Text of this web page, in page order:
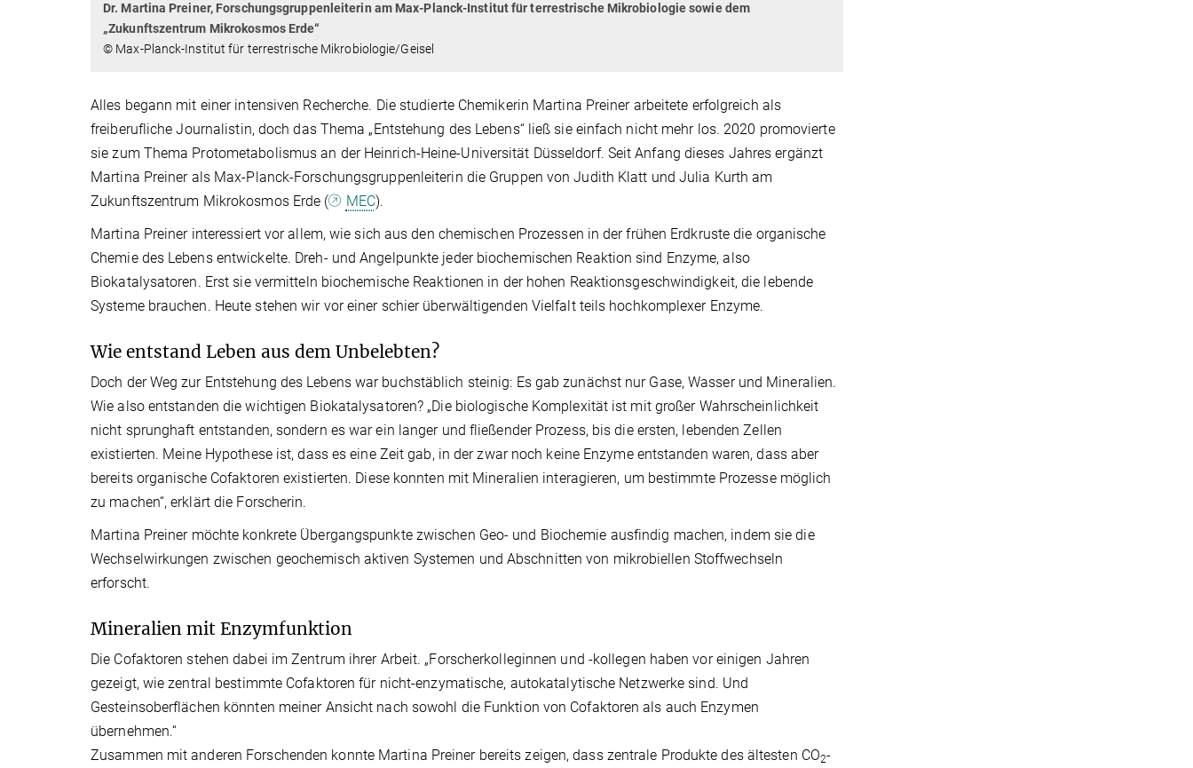
Dr. Martina Preiner, Forschungsgruppenleiterin am Max-Planck-Institut für terrestrische Mikrobiologie sowie dem
„Zukunftszentrum Mikrokosmos Erde“
© Max-Planck-Institut für terrestrische Mikrobiologie/Geisel
Alles begann mit einer intensiven Recherche. Die studierte Chemikerin Martina Preiner arbeitete erfolgreich als
freiberufliche Journalistin, doch das Thema „Entstehung des Lebens“ ließ sie einfach nicht mehr los. 2020 promovierte
sie zum Thema Protometabolismus an der Heinrich-Heine-Universität Düsseldorf. Seit Anfang dieses Jahres ergänzt
Martina Preiner als Max-Planck-Forschungsgruppenleiterin die Gruppen von Judith Klatt und Julia Kurth am
Zukunftszentrum Mikrokosmos Erde (
MEC).
Martina Preiner interessiert vor allem, wie sich aus den chemischen Prozessen in der frühen Erdkruste die organische
Chemie des Lebens entwickelte. Dreh- und Angelpunkte jeder biochemischen Reaktion sind Enzyme, also
Biokatalysatoren. Erst sie vermitteln biochemische Reaktionen in der hohen Reaktionsgeschwindigkeit, die lebende
Systeme brauchen. Heute stehen wir vor einer schier überwältigenden Vielfalt teils hochkomplexer Enzyme.
Wie entstand Leben aus dem Unbelebten?
Doch der Weg zur Entstehung des Lebens war buchstäblich steinig: Es gab zunächst nur Gase, Wasser und Mineralien.
Wie also entstanden die wichtigen Biokatalysatoren? „Die biologische Komplexität ist mit großer Wahrscheinlichkeit
nicht sprunghaft entstanden, sondern es war ein langer und fließender Prozess, bis die ersten, lebenden Zellen
existierten. Meine Hypothese ist, dass es eine Zeit gab, in der zwar noch keine Enzyme entstanden waren, dass aber
bereits organische Cofaktoren existierten. Diese konnten mit Mineralien interagieren, um bestimmte Prozesse möglich
zu machen“, erklärt die Forscherin.
Martina Preiner möchte konkrete Übergangspunkte zwischen Geo- und Biochemie ausfindig machen, indem sie die
Wechselwirkungen zwischen geochemisch aktiven Systemen und Abschnitten von mikrobiellen Stoffwechseln
erforscht.
Mineralien mit Enzymfunktion
Die Cofaktoren stehen dabei im Zentrum ihrer Arbeit. „Forscherkolleginnen und -kollegen haben vor einigen Jahren
gezeigt, wie zentral bestimmte Cofaktoren für nicht-enzymatische, autokatalytische Netzwerke sind. Und
Gesteinsoberflächen könnten meiner Ansicht nach sowohl die Funktion von Cofaktoren als auch Enzymen
übernehmen.“
Zusammen mit anderen Forschenden konnte Martina Preiner bereits zeigen, dass zentrale Produkte des ältesten CO2-